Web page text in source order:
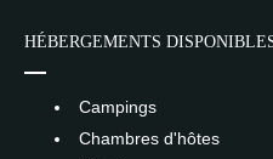
HÉBERGEMENTS
Campings
Chambres d'hôtes